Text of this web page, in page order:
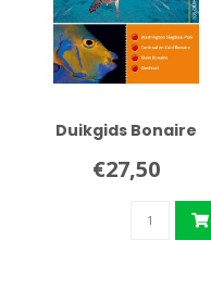
Duikgids Bonaire
€27,50